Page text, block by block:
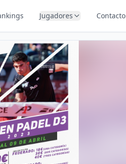
Jugadores Contacto